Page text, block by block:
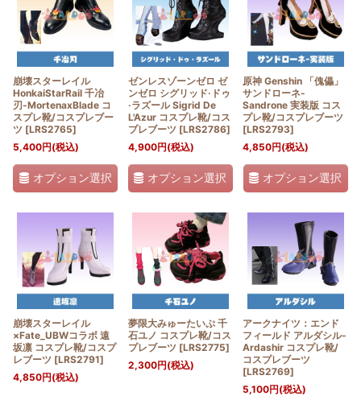
崩壊スターレイル
HonkaiStarRail 千冶
刃-MortenaxBlade コ
スプレ靴/コスプレブー
ツ [LRS2765]
5,400円(税込)
オプション選択
ゼンレスゾーンゼロ ゼ
ンゼロ シグリッド·ドゥ
·ラズール Sigrid De
L'Azur コスプレ靴/コス
プレブーツ [LRS2786]
4,900円(税込)
オプション選択
原神 Genshin 「傀儡」
サンドローネ-
Sandrone 実装版 コス
プレ靴/コスプレブーツ
[LRS2793]
4,850円(税込)
オプション選択
崩壊スターレイル
×Fate_UBWコラボ 遠
坂凛 コスプレ靴/コスプ
レブーツ [LRS2791]
4,850円(税込)
夢限大みゅーたいぷ 千
石ユノ コスプレ靴/コス
プレブーツ [LRS2775]
2,300円(税込)
アークナイツ：エンド
フィールド アルダシル-
Ardashir コスプレ靴/
コスプレブーツ
[LRS2769]
5,100円(税込)